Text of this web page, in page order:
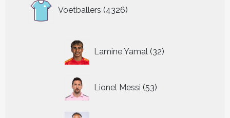
Voetballers 4326
producten
Lamine Yamal 32
producten
Lionel Messi 53
producten